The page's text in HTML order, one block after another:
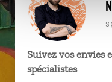
Suivez vos envies
spécialistes